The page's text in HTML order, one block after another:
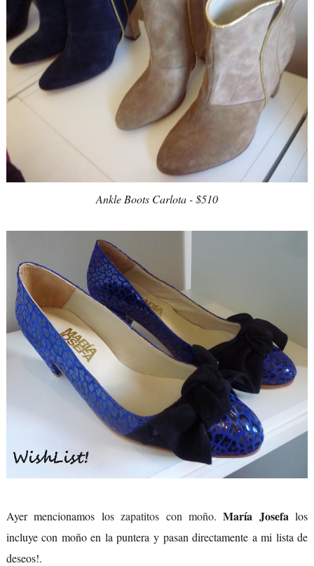
Ankle Boots Carlota - $510
Ayer mencionamos loszapatitos con moño.María Josefa los
incluye con moño en la puntera y pasan directamente a mi lista de
deseos!.